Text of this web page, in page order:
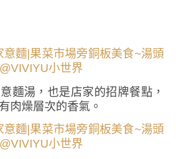
麵湯，也是店家的招牌餐點，
肉燥層次的香氣。